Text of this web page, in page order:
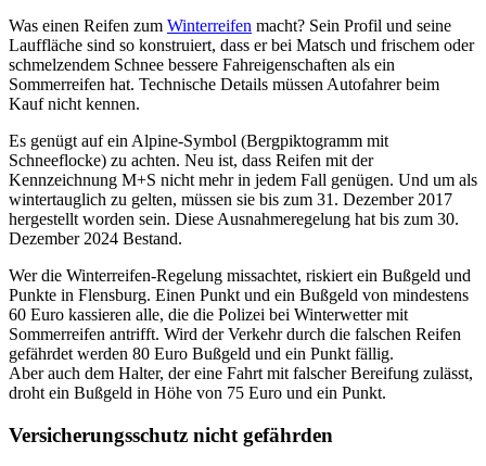
Was einen Reifen zum Winterreifen macht? Sein Profil und seine
Lauffläche sind so konstruiert, dass er bei Matsch und frischem oder
schmelzendem Schnee bessere Fahreigenschaften als ein
Sommerreifen hat. Technische Details müssen Autofahrer beim
Kauf nicht kennen.
Es genügt auf ein Alpine-Symbol (Bergpiktogramm mit
Schneeflocke) zu achten. Neu ist, dass Reifen mit der
Kennzeichnung M+S nicht mehr in jedem Fall genügen. Und um als
wintertauglich zu gelten, müssen sie bis zum 31. Dezember 2017
hergestellt worden sein. Diese Ausnahmeregelung hat bis zum 30.
Dezember 2024 Bestand.
Wer die Winterreifen-Regelung missachtet, riskiert ein Bußgeld und
Punkte in Flensburg. Einen Punkt und ein Bußgeld von mindestens
60 Euro kassieren alle, die die Polizei bei Winterwetter mit
Sommerreifen antrifft. Wird der Verkehr durch die falschen Reifen
gefährdet werden 80 Euro Bußgeld und ein Punkt fällig.
Aber auch dem Halter, der eine Fahrt mit falscher Bereifung zulässt,
droht ein Bußgeld in Höhe von 75 Euro und ein Punkt.
Versicherungsschutz nicht gefährden